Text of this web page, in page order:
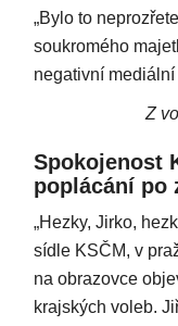
„Bylo to
soukromého
negativní mediální
Z
Spokojenost
poplácání po
„Hezky, Jirko,
sídle KSČM, v
na obrazovce
krajských voleb.